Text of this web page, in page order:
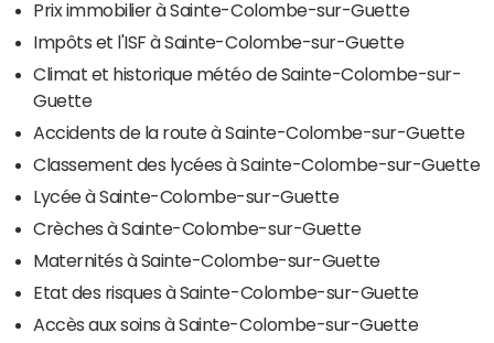
Prix immobilier à Sainte-Colombe-sur-Guette
Impôts et l'ISF à Sainte-Colombe-sur-Guette
Climat et historique météo de Sainte-Colombe-sur-
Guette
Accidents de la route à Sainte-Colombe-sur-Guette
Classement des lycées à Sainte-Colombe-sur-Guette
Lycée à Sainte-Colombe-sur-Guette
Crèches à Sainte-Colombe-sur-Guette
Maternités à Sainte-Colombe-sur-Guette
Etat des risques à Sainte-Colombe-sur-Guette
Accès aux soins à Sainte-Colombe-sur-Guette